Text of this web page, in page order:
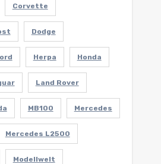
Corvette
Dodge
Herpa Honda
Land Rover
MB100 Mercedes
Mercedes L2500
Modellwelt